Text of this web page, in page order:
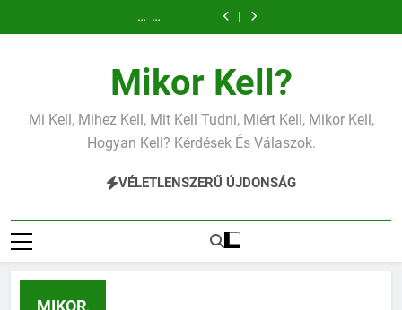
a
jelentjelent
jelent
Miért
fáj
Mit
jelent
vérnyomás?
Mikor Kell?
Mi Kell, Mihez Kell, Mit Kell Tudni, Miért Kell, Mikor Kell,
Hogyan Kell? Kérdések És Válaszok.
VÉLETLENSZERŰ ÚJDONSÁG
MIKOR,